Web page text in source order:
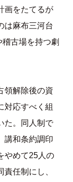
画をたてるが
は麻布三河台
古場を持つ劇
領解除後の資
対応すべく組
た。同人制で
講和条約調印
やめて25人の
責任制にし、